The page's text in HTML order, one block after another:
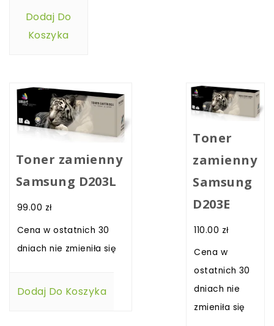
Dodaj Do
Koszyka
Toner zamienny
Samsung D203L
99.00 zł
Cena w ostatnich 30
dniach nie zmieniła się
Dodaj Do Koszyka
Toner
zamienny
Samsung
D203E
110.00 zł
Cena w
ostatnich 30
dniach nie
zmieniła się